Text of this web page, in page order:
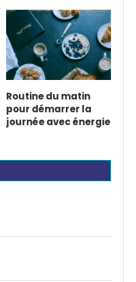
Routine du matin
pour démarrer la
journée avec énergie